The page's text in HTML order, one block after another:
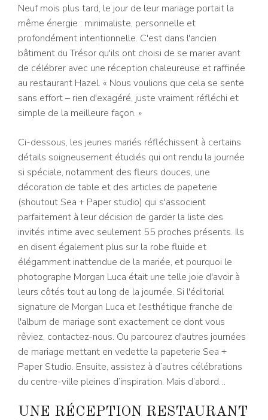
Neuf mois plus tard, le jour de leur mariage portait la
même énergie : minimaliste, personnelle et
profondément intentionnelle. C'est dans l'ancien
bâtiment du Trésor qu'ils ont choisi de se marier avant
de célébrer avec une réception chaleureuse et raffinée
au restaurant Hazel. « Nous voulions que cela se sente
sans effort – rien d'exagéré, juste vraiment réfléchi et
simple de la meilleure façon. »
Ci-dessous, les jeunes mariés réfléchissent à certains
détails soigneusement étudiés qui ont rendu la journée
si spéciale, notamment des fleurs douces, une
décoration de table et des articles de papeterie
(shoutout Sea + Paper studio) qui s'associent
parfaitement à leur décision de garder la liste des
invités intime avec seulement 55 proches présents. Ils
en disent également plus sur la robe fluide et
élégamment inattendue de la mariée, et pourquoi le
photographe Morgan Luca était une telle joie d'avoir à
leurs côtés tout au long de la journée. Si l'éditorial
signature de Morgan Luca et l'esthétique franche de
l'album de mariage sont exactement ce dont vous
rêviez, contactez-nous. Ou parcourez d'autres journées
de mariage mettant en vedette la papeterie Sea +
Paper Studio. Ensuite, assistez à d’autres célébrations
du centre-ville pleines d’inspiration. Mais d’abord…
UNE RÉCEPTION RESTAURANT